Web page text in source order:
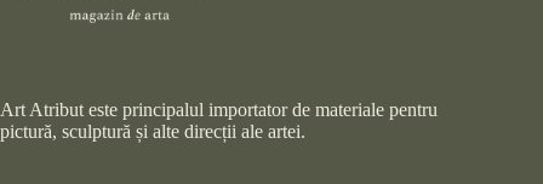
Art Atribut este principalul importator de materiale pentru
pictură, sculptură și alte direcții ale artei.